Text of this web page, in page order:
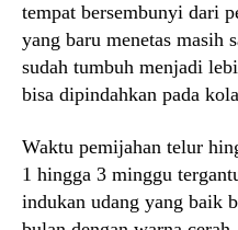
tempat bersembunyi dari
yang baru menetas masih
sudah tumbuh menjadi
bisa dipindahkan pada
Waktu pemijahan telur
1 hingga 3 minggu
indukan udang yang baik